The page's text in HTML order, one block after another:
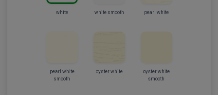
white white smooth pearl white
pearl white
smooth
oyster white
oyster white
smooth